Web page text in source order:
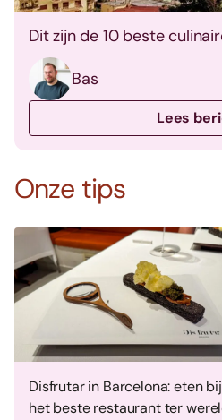
Dit zijn de 10 beste
Bas
Lees
Onze tips
Disfrutar in Barcelona: eten bij
het beste restaurant ter